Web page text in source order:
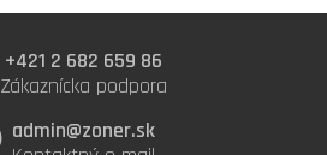
+421 2 682 659 86
Zákaznícka podpora
admin@zoner.sk